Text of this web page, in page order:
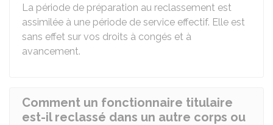
La période de préparation au reclassement est
assimilée à une période de service effectif. Elle est
sans effet sur vos droits à congés et à
avancement.
Comment un fonctionnaire titulaire
est-il reclassé dans un autre corps ou